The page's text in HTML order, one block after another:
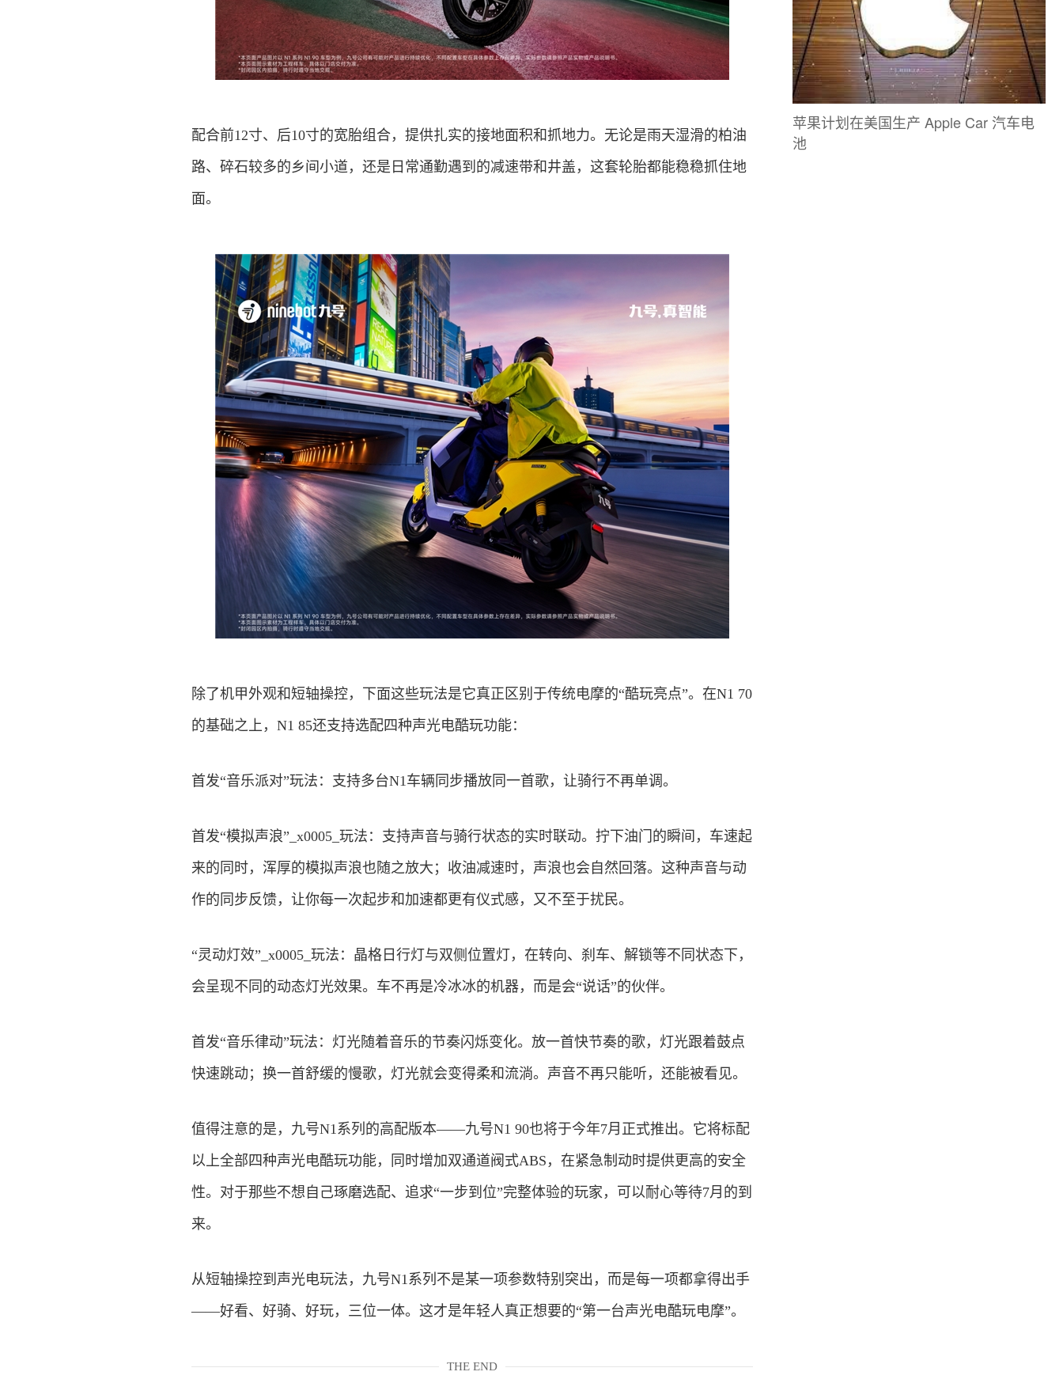
配合前12寸、后10寸的宽胎组合，提供扎实的接地面积和抓地力。无论是雨天湿滑的柏油
路、碎石较多的乡间小道，还是日常通勤遇到的减速带和井盖，这套轮胎都能稳稳抓住地
面。
除了机甲外观和短轴操控，下面这些玩法是它真正区别于传统电摩的“酷玩亮点”。在N1 70
的基础之上，N1 85还支持选配四种声光电酷玩功能：
首发“音乐派对”玩法：支持多台N1车辆同步播放同一首歌，让骑行不再单调。
首发“模拟声浪”_x0005_玩法：支持声音与骑行状态的实时联动。拧下油门的瞬间，车速起
来的同时，浑厚的模拟声浪也随之放大；收油减速时，声浪也会自然回落。这种声音与动
作的同步反馈，让你每一次起步和加速都更有仪式感，又不至于扰民。
“灵动灯效”_x0005_玩法：晶格日行灯与双侧位置灯，在转向、刹车、解锁等不同状态下，
会呈现不同的动态灯光效果。车不再是冷冰冰的机器，而是会“说话”的伙伴。
首发“音乐律动”玩法：灯光随着音乐的节奏闪烁变化。放一首快节奏的歌，灯光跟着鼓点
快速跳动；换一首舒缓的慢歌，灯光就会变得柔和流淌。声音不再只能听，还能被看见。
值得注意的是，九号N1系列的高配版本——九号N1 90也将于今年7月正式推出。它将标配
以上全部四种声光电酷玩功能，同时增加双通道阀式ABS，在紧急制动时提供更高的安全
性。对于那些不想自己琢磨选配、追求“一步到位”完整体验的玩家，可以耐心等待7月的到
来。
从短轴操控到声光电玩法，九号N1系列不是某一项参数特别突出，而是每一项都拿得出手
——好看、好骑、好玩，三位一体。这才是年轻人真正想要的“第一台声光电酷玩电摩”。
THE END
苹果计划在美国生产 Apple Car 汽车电
池